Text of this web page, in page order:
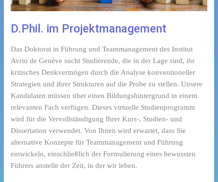
D.Phil. im Projektmanagement
Das Doktorat in Führung und Teammanagement des Institut
Avrio de Genève sucht Studierende, die in der Lage sind, ihr
kritisches Denkvermögen durch die Analyse konventioneller
Strategien und ihrer Strukturen auf die Probe zu stellen. Unsere
Kandidaten müssen über einen Bildungshintergrund in einem
relevanten Fach verfügen. Dieses virtuelle Studienprogramm
wird für die Vervollständigung Ihrer Kurs-, Studien- und
Dissertation verwendet. Von Ihnen wird erwartet, dass Sie
alternative Konzepte für Teammanagement und Führung
entwickeln, einschließlich der Formulierung eines bewussten
Führers anstelle der Zeit, in der wir leben.